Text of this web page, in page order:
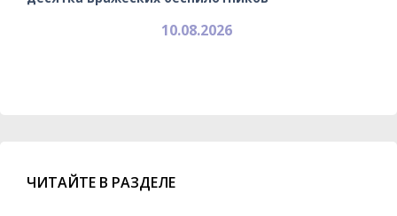
10.08.2026
ЧИТАЙТЕ В РАЗДЕЛЕ